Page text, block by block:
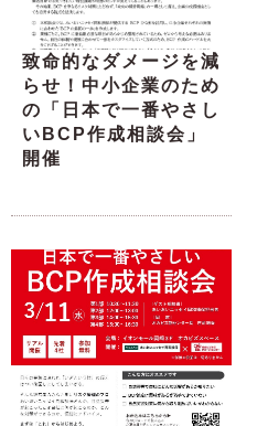
致命的なダメージを減
らせ！中小企業のため
の「日本で一番やさし
いBCP作成相談会」
開催